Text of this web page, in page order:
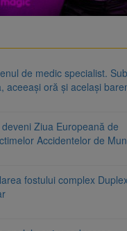
de medic specialist.
aceeași oră și același
Ziua Europeană de
Accidentelor de
fostului complex